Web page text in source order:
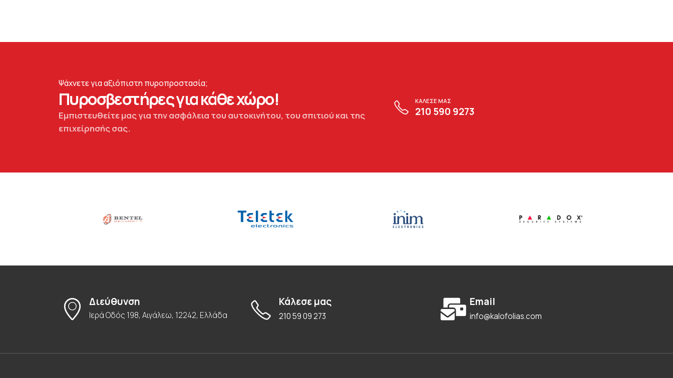
Ψάχνετε για αξιόπιστη πυροπροστασία;
Πυροσβεστήρες για κάθε χώρο!
Εμπιστευθείτε μας για την ασφάλεια του αυτοκινήτου, του σπιτιού και της
επιχείρησής σας.
ΚΑΛΕΣΕ ΜΑΣ
210 590 9273
Διεύθυνση
Ιερά Οδός 198, Αιγάλεω, 12242, Ελλάδα
Κάλεσε μας
210 59 09 273
Email
info@kalofolias.com